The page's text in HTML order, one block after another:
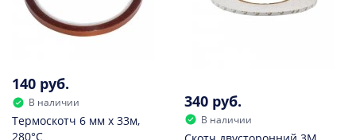
140 руб.
В наличии
Термоскотч 6 мм х 33м,
280°С
340 руб.
В наличии